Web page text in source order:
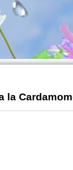
la